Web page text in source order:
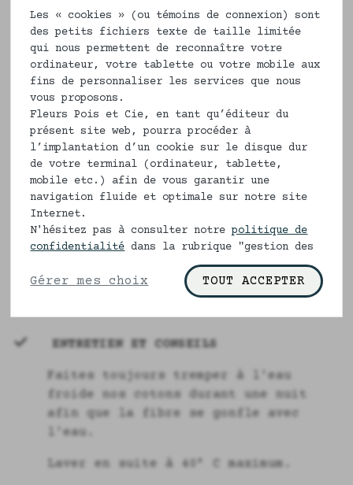
dizaine de jours ouvrés pour vous le
réaliser. Ils peuvent être échangés
mais ne sont pas remboursés
Vous pouvez faire des demandes
particulières sur la longueur des
jambes du pantalon si vous le
désirez, pour cela il vous suffira de
nous l'indiquer dans la case
commentaire, après avoir fait votre
commande.
Composition
100% coton bio
Liens ruban
ENTRETIEN ET CONSEILS
Faites toujours tremper à l'eau
froide nos cotons durant une nuit
afin que la fibre se gonfle avec
l'eau.
Laver en suite à 40° C maximum.
Les « cookies » (ou témoins de connexion) sont
des petits fichiers texte de taille limitée
qui nous permettent de reconnaître votre
ordinateur, votre tablette ou votre mobile aux
fins de personnaliser les services que nous
vous proposons.
Fleurs Pois et Cie, en tant qu’éditeur du
présent site web, pourra procéder à
l’implantation d’un cookie sur le disque dur
de votre terminal (ordinateur, tablette,
mobile etc.) afin de vous garantir une
navigation fluide et optimale sur notre site
Internet.
N'hésitez pas à consulter notrepolitique de
confidentialité dans la rubrique "gestion des
cookies" pour en savoir plus.
Gérer mes choix TOUT ACCEPTER